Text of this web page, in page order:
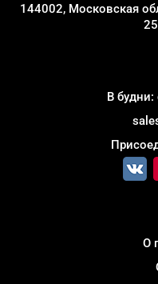
144002, Московская
В
О